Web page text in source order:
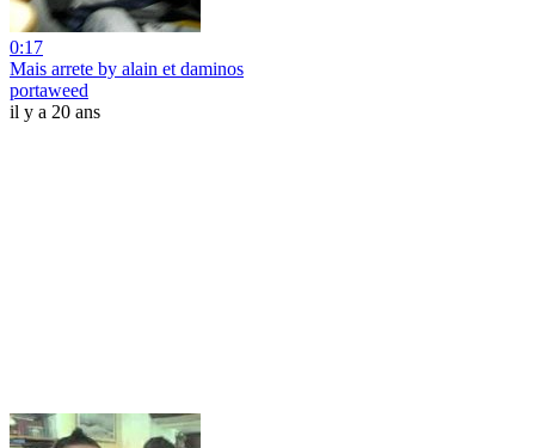
0:17
Mais arrete by alain et daminos
portaweed
il y a 20 ans